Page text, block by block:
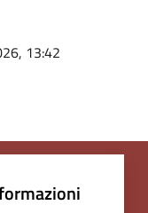
13:42